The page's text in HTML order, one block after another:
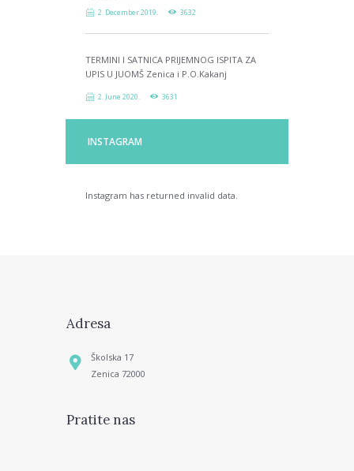
2. December 2019. 3632
TERMINI I SATNICA PRIJEMNOG ISPITA ZA
UPIS U JUOMŠ Zenica i P.O.Kakanj
2. June 2020. 3631
INSTAGRAM
Instagram has returned invalid data.
Adresa
Školska 17
Zenica 72000
Pratite nas